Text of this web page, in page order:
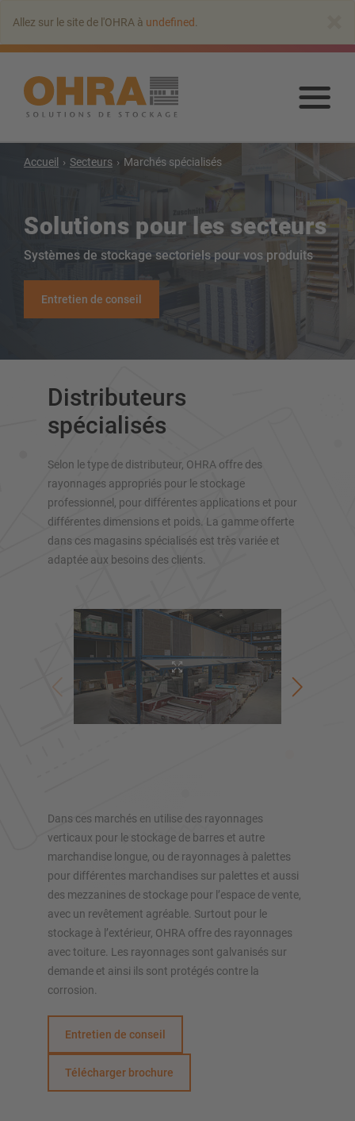
contenu
Allez sur le site de l'OHRA à undefined
Accueil Secteurs Marchés spécialisés
Solutions pour les secteurs
Systèmes de stockage sectoriels pour vos produits
Entretien de conseil
Distributeurs
spécialisés
Selon le type de distributeur, OHRA offre des
rayonnages appropriés pour le stockage
professionnel, pour différentes applications et pour
différentes dimensions et poids. La gamme offerte
dans ces magasins spécialisés est très variée et
adaptée aux besoins des clients.
Dans ces marchés en utilise des rayonnages
verticaux pour le stockage de barres et autre
marchandise longue, ou de rayonnages à palettes
pour différentes marchandises sur palettes et aussi
des mezzanines de stockage pour l’espace de vente,
avec un revêtement agréable. Surtout pour le
stockage à l’extérieur, OHRA offre des rayonnages
avec toiture. Les rayonnages sont galvanisés sur
demande et ainsi ils sont protégés contre la
corrosion.
Entretien de conseil
Télécharger brochure
Rayonnage cantilever
Rayonnage cantilever pour charges longues
Autres rayonnage cantilever
APERÇU DES SYSTÈMES DE
Rayonnages à palettes
Rayonnages mobiles
Stockage automatique
Planifiez votre système de rayonnage individuellement avec
nos configurateurs – y compris la demande directe
Configurer le rayonnage maintenant